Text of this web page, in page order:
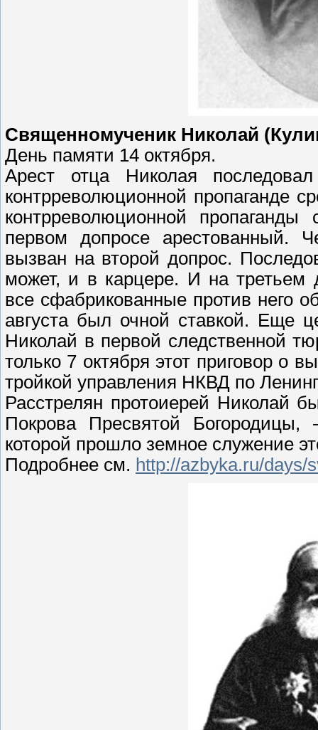
Священномученик Николай
День памяти 14 октября.
Арест отца Николая
контрреволюционной пропаганде
контрреволюционной
первом допросе арестованный.
вызван на второй допрос.
может, и в карцере. И на третьем
все сфабрикованные против него
августа был очной ставкой. Еще
Николай в первой следственной
только 7 октября этот приговор о
тройкой управления НКВД по
Расстрелян протоиерей Николай
Покрова Пресвятой Богородицы,
которой прошло земное служение
Подробнее см. http://azbyka.ru/days/